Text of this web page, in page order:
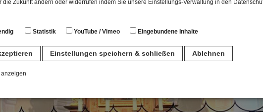
die Zukunft ändern oder widerrufen indem Sie unsere Einstellungs-Verwaltung in den
Statistik YouTube / Vimeo Eingebundene Inhalte
Einstellungen speichern & schließen Ablehnen
anzeigen
sind für den Betrieb der Seite unbedingt notwendig. Hierbei werden keinerlei